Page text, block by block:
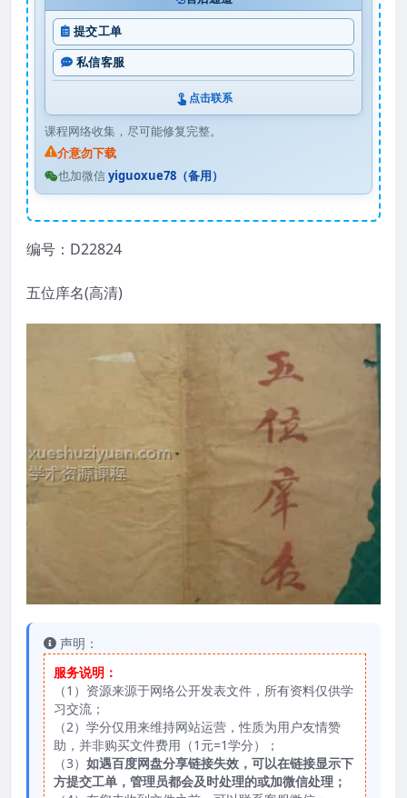
提交工单
私信客服
点击联系
课程网络收集，尽可能修复完整。
介意勿下载
也加微信yiguoxue78（备用）
编号：D22824
五位庠名(高清)
声明：
服务说明：
（1）资源来源于网络公开发表文件，所有资料仅供学
习交流；
（2）学分仅用来维持网站运营，性质为用户友情赞
助，并非购买文件费用（1元=1学分）；
（3） 如遇百度网盘分享链接失效，可以在链接显示下
方提交工单，管理员都会及时处理的或加微信处理；